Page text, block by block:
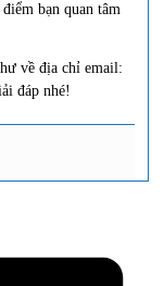
bạn quan tâm
về địa chỉ email:
đáp nhé!